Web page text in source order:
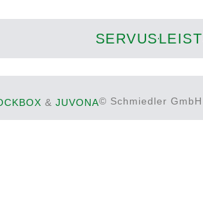
SERVUS
& JUVONA© Schmiedler